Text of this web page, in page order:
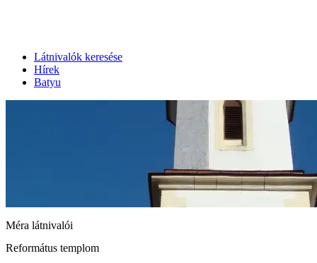
Látnivalók keresése
Hírek
Batyu
Méra látnivalói
Református templom